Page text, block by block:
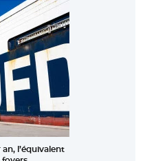
l’équivalent